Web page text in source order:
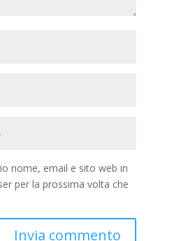
nome, email e sito web in
per la prossima volta che